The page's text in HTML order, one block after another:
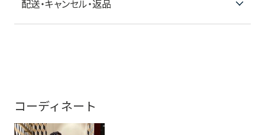
配送・キャンセル・返品
コーディネート